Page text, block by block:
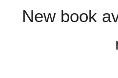
New book